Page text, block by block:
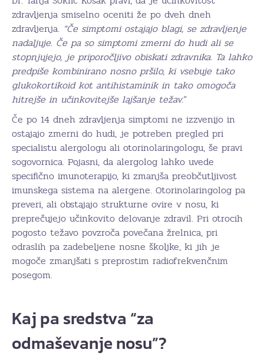
zdravljenja smiselno oceniti že po dveh dneh
zdravljenja. “Če simptomi ostajajo blagi, se zdravljenje
nadaljuje. Če pa so simptomi zmerni do hudi ali se
stopnjujejo, je priporočljivo obiskati zdravnika. Ta lahko
predpiše kombinirano nosno pršilo, ki vsebuje tako
glukokortikoid kot antihistaminik in tako omogoča
hitrejše in učinkovitejše lajšanje težav.“
Če po 14 dneh zdravljenja simptomi ne izzvenijo in
ostajajo zmerni do hudi, je potreben pregled pri
specialistu alergologu ali otorinolaringologu, še pravi
sogovornica. Pojasni, da alergolog lahko uvede
specifično imunoterapijo, ki zmanjša preobčutljivost
imunskega sistema na alergene. Otorinolaringolog pa
preveri, ali obstajajo strukturne ovire v nosu, ki
preprečujejo učinkovito delovanje zdravil. Pri otrocih
pogosto težavo povzroča povečana žrelnica, pri
odraslih pa zadebeljene nosne školjke, ki jih je
mogoče zmanjšati s preprostim radiofrekvenčnim
posegom.
Kaj pa sredstva “za
odmaševanje nosu”?